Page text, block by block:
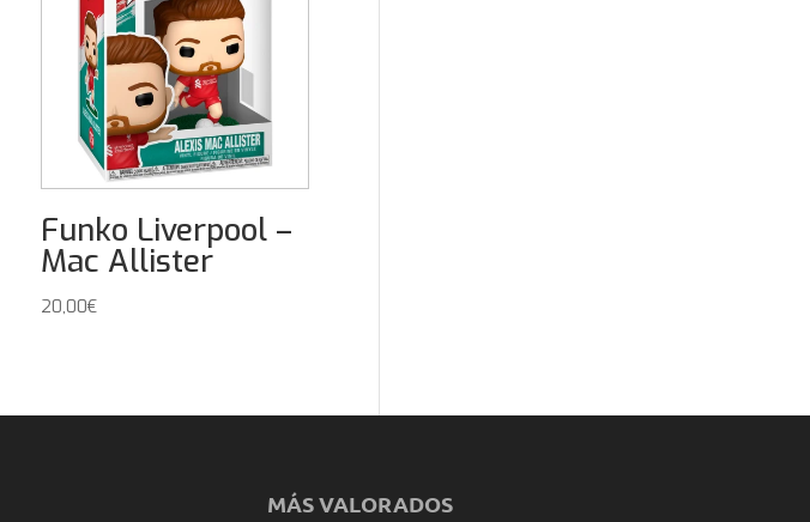
Funko Liverpool –
Mac Allister
20,00€
MÁS VALORADOS